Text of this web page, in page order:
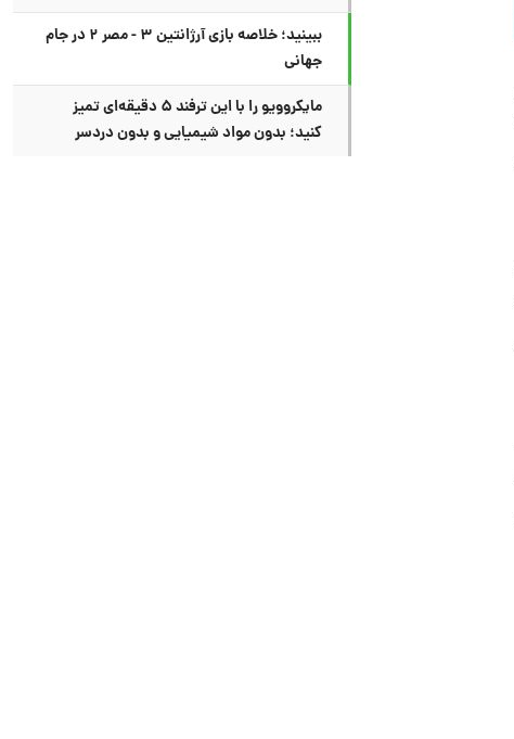
ببینید؛ خلاصه بازی آرژانتین ۳ - مصر ۲ در جام
جهانی
مایکروویو را با این ترفند ۵ دقیقه‌ای تمیز
کنید؛ بدون مواد شیمیایی و بدون دردسر